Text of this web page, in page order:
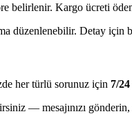
belirlenir. Kargo ücreti
düzenlenebilir. Detay için
her türlü sorunuz için 7/24
— mesajınızı gönderin,